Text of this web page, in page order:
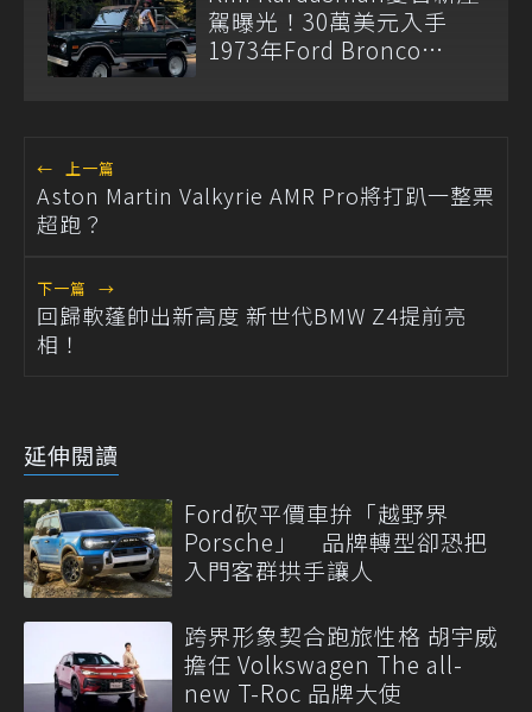
駕曝光！30萬美元入手
1973年Ford Bronco
← 上一篇
Aston Martin Valkyrie AMR Pro將打趴一整票
超跑？
下一篇 →
回歸軟蓬帥出新高度 新世代BMW Z4提前亮
相！
延伸閱讀
Ford砍平價車拚「越野界
Porsche」 品牌轉型卻恐把
入門客群拱手讓人
跨界形象契合跑旅性格 胡宇威
擔任 Volkswagen The all-
new T-Roc 品牌大使